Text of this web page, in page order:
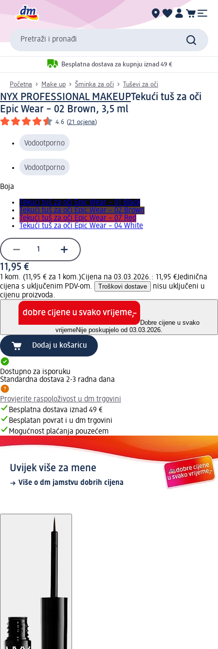
Pretraži i pronađi
Besplatna dostava za kupnju iznad 49 €
Početna Make up Šminka za oči Tuševi za oči
NYX PROFESSIONAL MAKEUPTekući tuš za oči
Epic Wear – 02 Brown, 3,5 ml
4.6 (21 ocjena)
Vodootporno
Vodootporno
Boja
Tekući tuš za oči Epic Wear – 01 Black
Tekući tuš za oči Epic Wear – 02 Brown
Tekući tuš za oči Epic Wear – 07 Red
Tekući tuš za oči Epic Wear – 04 White
11,95 €
1 kom. (11,95 € za 1 kom.)Cijena na 03.03.2026.: 11,95 €Jedinična
cijena s uključenim PDV-om.
Troškovi dostave
nisu uključeni u
cijenu proizvoda.
Dobre cijene u svako
vrijemeNije poskupjelo od 03.03.2026.
Dodaj u košaricu
Dostupno za isporuku
Standardna dostava 2-3 radna dana
Provjerite raspoloživost u dm trgovini
Besplatna dostava iznad 49 €
Besplatan povrat i u dm trgovini
Mogućnost plaćanja pouzećem
Uvijek više za mene
Više o dm jamstvu dobrih cijena